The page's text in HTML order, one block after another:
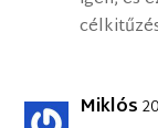
Miklós